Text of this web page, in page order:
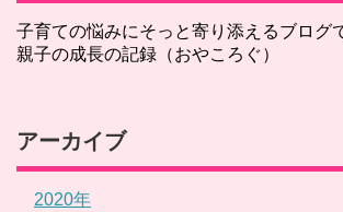
子育ての悩みにそっと寄り添えるブログ
親子の成長の記録（おやころぐ）
アーカイブ
2020年